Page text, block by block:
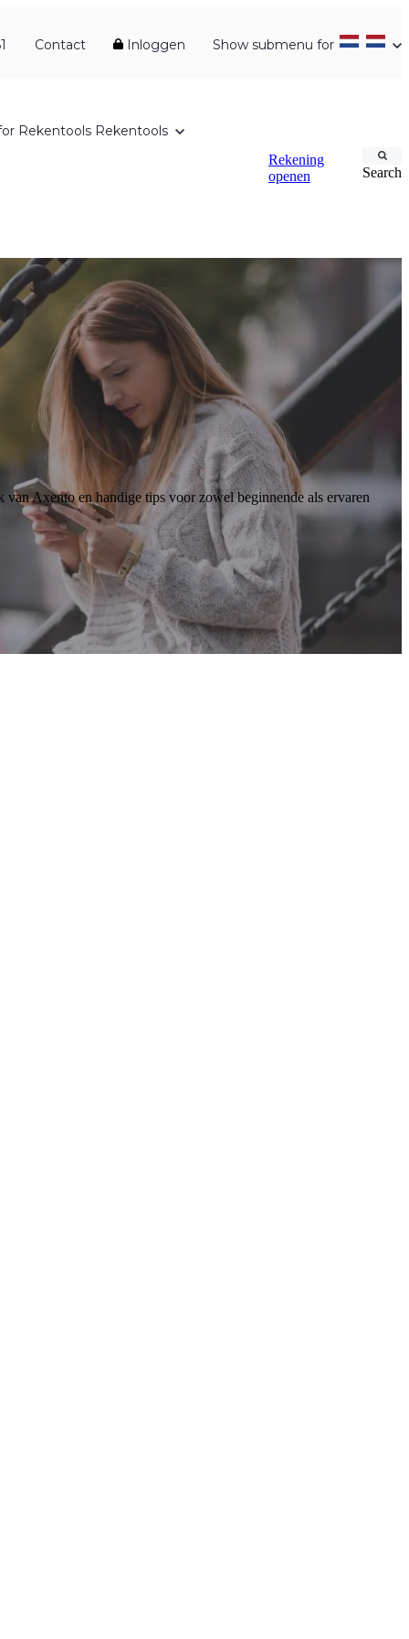
Contact Inloggen Show submenu for
Rekentools Rekentools
Rekening
openen
Search
Axento en handige tips voor zowel beginnende als ervaren